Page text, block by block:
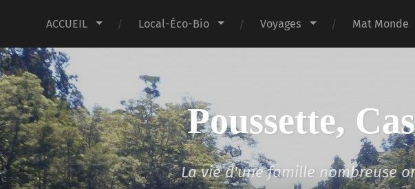
ACCUEIL Local-Éco-Bio Voyages Mat Monde
Poussette,
La vie d'une famille nombreuse